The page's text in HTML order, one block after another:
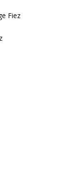
Fiez